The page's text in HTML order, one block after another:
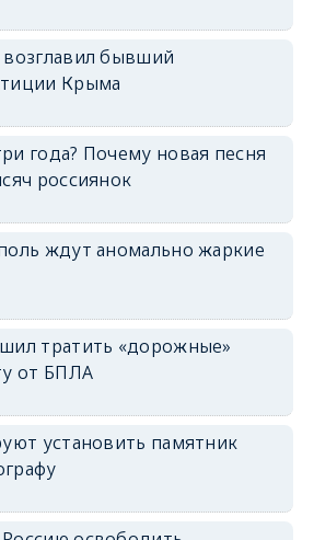
бывший
Крыма
года? Почему новая песня
россиянок
ждут аномально жаркие
тратить «дорожные»
от БПЛА
установить памятник